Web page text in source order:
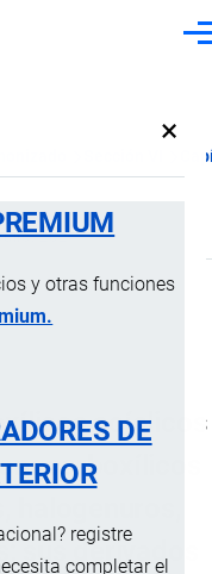
×
y otras funciones
DE
registre
completar el
2024
acíclicos
sus derivados